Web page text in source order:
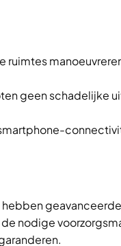
ruimtes
geen schadelijke
nodige